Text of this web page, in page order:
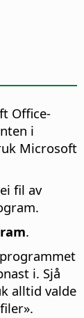
Office-
i
Microsoft
fil av
.
i. Sjå
alltid valde